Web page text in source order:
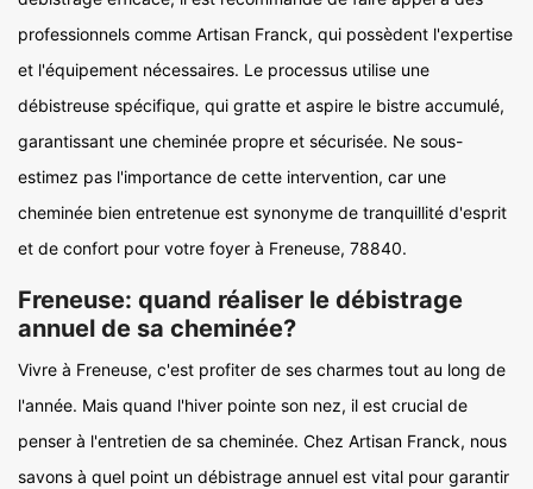
professionnels comme Artisan Franck, qui possèdent l'expertise
et l'équipement nécessaires. Le processus utilise une
débistreuse spécifique, qui gratte et aspire le bistre accumulé,
garantissant une cheminée propre et sécurisée. Ne sous-
estimez pas l'importance de cette intervention, car une
cheminée bien entretenue est synonyme de tranquillité d'esprit
et de confort pour votre foyer à Freneuse, 78840.
Freneuse: quand réaliser le débistrage
annuel de sa cheminée?
Vivre à Freneuse, c'est profiter de ses charmes tout au long de
l'année. Mais quand l'hiver pointe son nez, il est crucial de
penser à l'entretien de sa cheminée. Chez Artisan Franck, nous
savons à quel point un débistrage annuel est vital pour garantir